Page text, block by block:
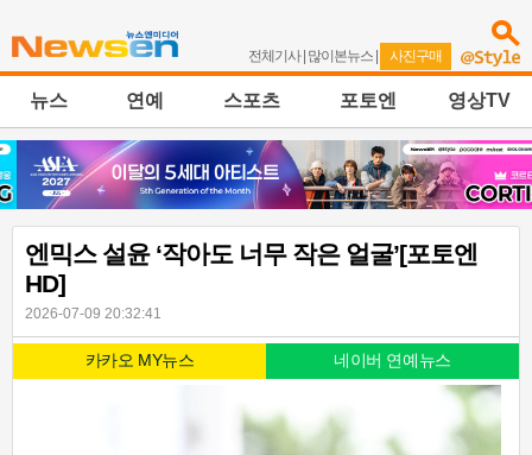
전체기사| 많이본뉴스 | 사진구매
뉴스 연예 스포츠 포토엔 영상TV
엔믹스 설윤 ‘작아도 너무 작은 얼굴’[포토엔
HD]
2026-07-09 20:32:41
카카오 MY뉴스 네이버 연예뉴스